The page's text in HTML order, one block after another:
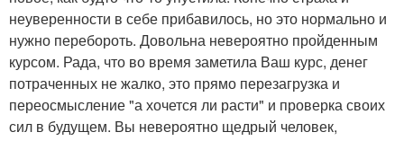
неуверенности в себе прибавилось, но это нормально и
нужно перебороть. Довольна невероятно пройденным
курсом. Рада, что во время заметила Ваш курс, денег
потраченных не жалко, это прямо перезагрузка и
переосмысление "а хочется ли расти" и проверка своих
сил в будущем. Вы невероятно щедрый человек,